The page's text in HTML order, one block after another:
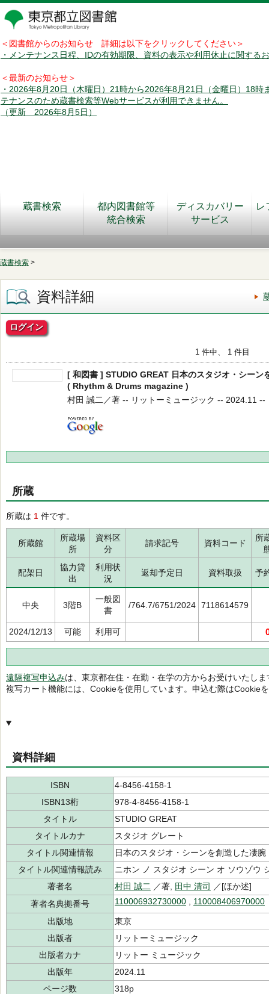
＜図書館からのお知らせ 詳細は以下をクリックしてください＞
・メンテナンス日程、IDの有効期限、資料の表示や利用休止に関する
＜最新のお知らせ＞
・2026年8月20日（木曜日）21時から2026年8月21日（金曜日）18時
テナンスのため蔵書検索等Webサービスが利用できません。
（更新 2026年8月5日）
蔵書検索
都内図書館等
統合検索
ディスカバリー
サービス
レ
蔵書検索 >
資料詳細
ログイン
1 件中、 1 件目
[ 和図書 ] STUDIO GREAT 日本のスタジオ・シーン
( Rhythm & Drums magazine )
村田 誠二／著 -- リットーミュージック -- 2024.11 --
所蔵
所蔵は 1 件です。
所蔵館
所蔵場
所
資料区
分
請求記号 資料コード
所
配架日
協力貸
出
利用状
況
返却予定日 資料取扱 予
中央 3階B
一般図
書
/764.7/6751/2024 7118614579
2024/12/13 可能 利用可
遠隔複写申込みは、東京都在住・在勤・在学の方からお受けいたしま
複写カート機能には、Cookieを使用しています。申込む際はCookie
資料詳細
ISBN
4-8456-4158-1
ISBN13桁
978-4-8456-4158-1
タイトル
STUDIO GREAT
タイトルカナ
スタジオ グレート
タイトル関連情報
日本のスタジオ・シーンを創造した凄腕
タイトル関連情報読み
ニホン ノ スタジオ シーン オ ソウゾウ
著者名
村田 誠二 ／著, 田中 清司
／[ほか述]
著者名典拠番号
110006932730000 110008406970000
出版地
東京
出版者
リットーミュージック
出版者カナ
リットー ミュージック
出版年
2024.11
ページ数
318p